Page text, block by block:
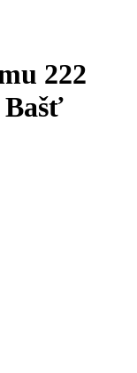
222
Bašť